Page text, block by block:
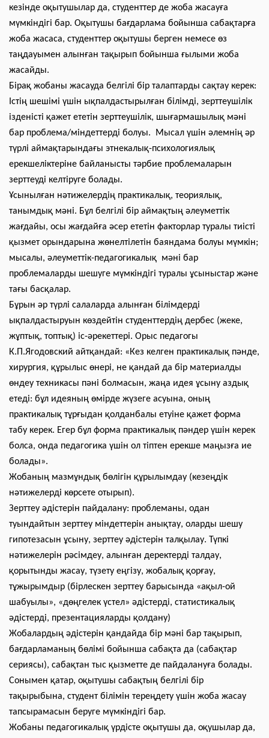
кезінде оқытушылар да, студенттер де жоба жасауға
мүмкіндігі бар. Оқытушы бағдарлама бойынша сабақтарға
жоба жасаса, студенттер оқытушы берген немесе өз
таңдауымен алынған тақырып бойынша ғылыми жоба
жасайды.
Бірақ жобаны жасауда белгілі бір талаптарды сақтау керек:
Істің шешімі үшін ықпалдастырылған білімді, зерттеушілік
ізденісті қажет ететін зерттеушілік, шығармашылық мәні
бар проблема/міндеттерді болуы. Мысал үшін әлемнің әр
түрлі аймақтарындағы этнекалық-психологиялық
ерекшеліктеріне байланысты тәрбие проблемаларын
зерттеуді келтіруге болады.
Ұсынылған нәтижелердің практикалық, теориялық,
танымдық мәні. Бұл белгілі бір аймақтың әлеуметтік
жағдайы, осы жағдайға әсер ететін факторлар туралы тиісті
қызмет орындарына жөнелтілетін баяндама болуы мүмкін;
мысалы, әлеуметтік-педагогикалық мәні бар
проблемаларды шешуге мүмкіндігі туралы ұсыныстар және
тағы басқалар.
Бұрын әр түрлі салаларда алынған білімдерді
ықпалдастыруын көздейтін студенттердің дербес (жеке,
жұптық, топтық) іс-әрекеттері. Орыс педагогы
К.П.Ягодовский айтқандай: «Кез келген практикалық пәнде,
хирургия, құрылыс өнері, не қандай да бір материалды
өндеу техникасы пәні болмасын, жаңа идея ұсыну аздық
етеді: бұл идеяның өмірде жүзеге асуына, оның
практикалық тұрғыдан қолданбалы етуіне қажет форма
табу керек. Егер бұл форма практикалық пәндер үшін керек
болса, онда педагогика үшін ол тіптен ерекше маңызға ие
болады».
Жобаның мазмұндық бөлігін құрылымдау (кезеңдік
нәтижелерді көрсете отырып).
Зерттеу әдістерін пайдалану: проблеманы, одан
туындайтын зерттеу міндеттерін анықтау, оларды шешу
гипотезасын ұсыну, зерттеу әдістерін талқылау. Түпкі
нәтижелерін рәсімдеу, алынған деректерді талдау,
қорытынды жасау, түзету еңгізу, жобалық қорғау,
тұжырымдыр (бірлескен зерттеу барысында «ақыл-ой
шабуылы», «дөңгелек үстел» әдістерді, статистикалық
әдістерді, презентацияларды қолдану)
Жобалардың әдістерін қандайда бір мәні бар тақырып,
бағдарламаның бөлімі бойынша сабақта да (сабақтар
сериясы), сабақтан тыс қызметте де пайдалануға болады.
Сонымен қатар, оқытушы сабақтың белгілі бір
тақырыбына, студент білімін тереңдету үшін жоба жасау
тапсырамасын беруге мүмкіндігі бар.
Жобаны педагогикалық үрдісте оқытушы да, оқушылар да,